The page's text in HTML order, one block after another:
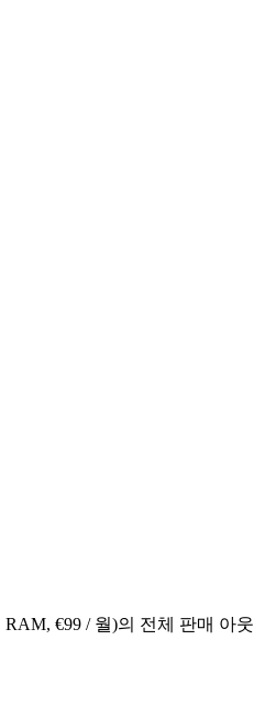
RAM, €99 / 월)의 전체 판매 아웃